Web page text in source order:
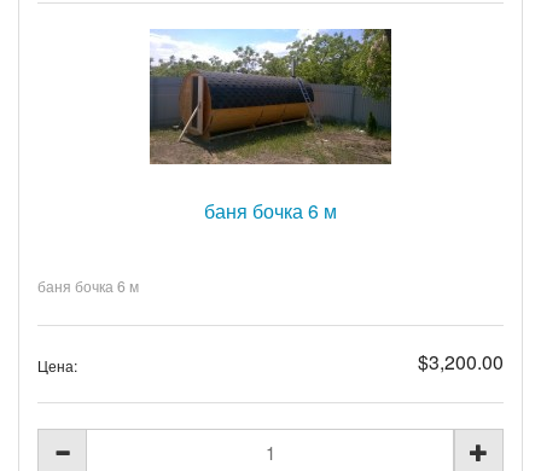
баня бочка 6 м
баня бочка 6 м
Цена: $3,200.00